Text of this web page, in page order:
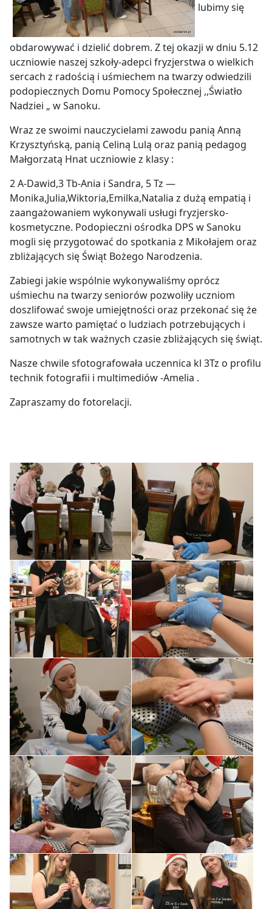
lubimy się
obdarowywać i dzielić dobrem. Z tej okazji w dniu 5.12
uczniowie naszej szkoły-adepci fryzjerstwa o wielkich
sercach z radością i uśmiechem na twarzy odwiedzili
podopiecznych Domu Pomocy Społecznej ,,Światło
Nadziei „ w Sanoku.
Wraz ze swoimi nauczycielami zawodu panią Anną
Krzysztyńską, panią Celiną Lulą oraz panią pedagog
Małgorzatą Hnat uczniowie z klasy :
2 A-Dawid,3 Tb-Ania i Sandra, 5 Tz —
Monika,Julia,Wiktoria,Emilka,Natalia z dużą empatią i
zaangażowaniem wykonywali usługi fryzjersko-
kosmetyczne. Podopieczni ośrodka DPS w Sanoku
mogli się przygotować do spotkania z Mikołajem oraz
zbliżających się Świąt Bożego Narodzenia.
Zabiegi jakie wspólnie wykonywaliśmy oprócz
uśmiechu na twarzy seniorów pozwoliły uczniom
doszlifować swoje umiejętności oraz przekonać się że
zawsze warto pamiętać o ludziach potrzebujących i
samotnych w tak ważnych czasie zbliżających się świąt.
Nasze chwile sfotografowała uczennica kl 3Tz o profilu
technik fotografii i multimediów -Amelia .
Zapraszamy do fotorelacji.